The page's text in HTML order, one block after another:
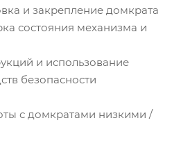
и закрепление домкрата
состояния механизма и
и использование
безопасности
с домкратами низкими /